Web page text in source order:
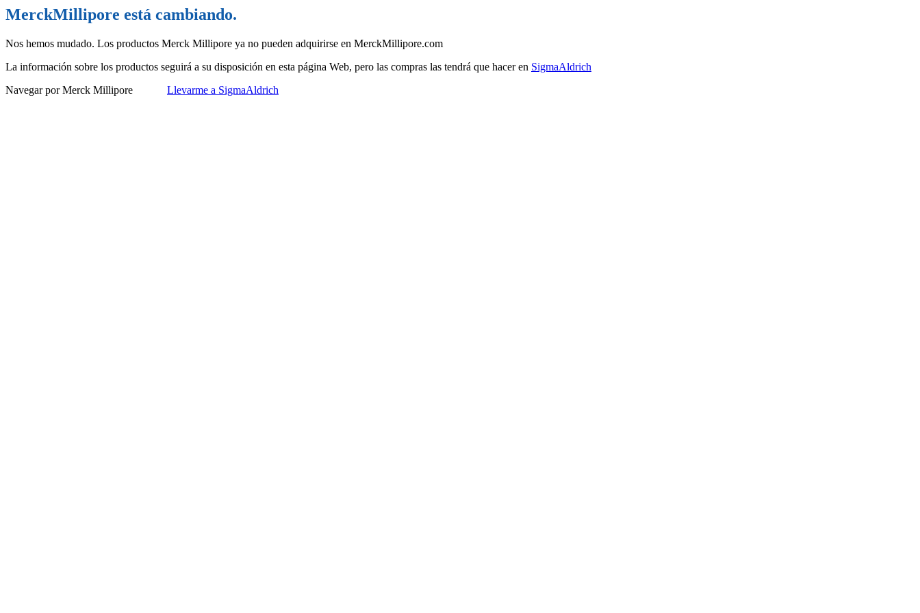
MerckMillipore está cambiando.
Nos hemos mudado. Los productos Merck Millipore ya no pueden adquirirse en MerckMillipore.com
La información sobre los productos seguirá a su disposición en esta página Web, pero las compras las tendrá que hacer en SigmaAldrich
Navegar por Merck Millipore
Llevarme a SigmaAldrich